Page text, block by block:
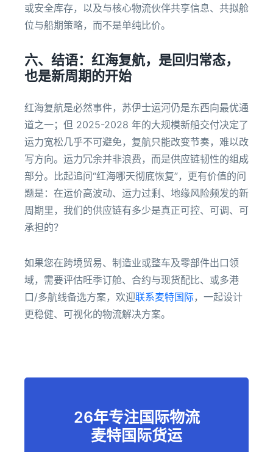
或安全库存，以及与核心物流伙伴共享信息、共拟舱
位与船期策略，而不是单纯比价。
六、结语：红海复航，是回归常态，
也是新周期的开始
红海复航是必然事件，苏伊士运河仍是东西向最优通
道之一；但 2025-2028 年的大规模新船交付决定了
运力宽松几乎不可避免，复航只能改变节奏，难以改
写方向。运力冗余并非浪费，而是供应链韧性的组成
部分。比起追问“红海哪天彻底恢复”，更有价值的问
题是：在运价高波动、运力过剩、地缘风险频发的新
周期里，我们的供应链有多少是真正可控、可调、可
承担的？
如果您在跨境贸易、制造业或整车及零部件出口领
域，需要评估旺季订舱、合约与现货配比、或多港
口/多航线备选方案，欢迎联系麦特国际，一起设计
更稳健、可视化的物流解决方案。
26年专注国际物流
麦特国际货运